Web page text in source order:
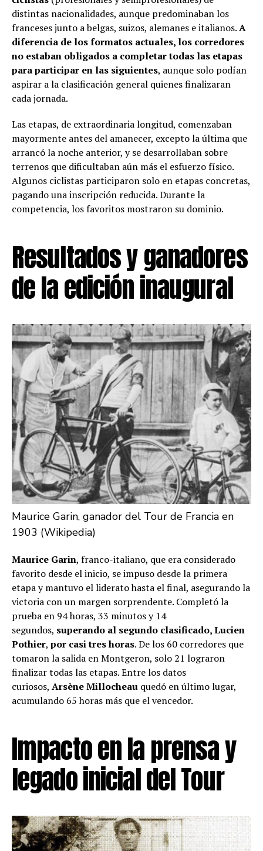
distintas nacionalidades, aunque predominaban los
franceses junto a belgas, suizos, alemanes e italianos.A
diferencia de los formatos actuales, los corredores
no estaban obligados a completar todas las etapas
para participar en las siguientes, aunque solo podían
aspirar a la clasificación general quienes finalizaran
cada jornada.
Las etapas, de extraordinaria longitud, comenzaban
mayormente antes del amanecer, excepto la última que
arrancó la noche anterior, y se desarrollaban sobre
terrenos que dificultaban aún más el esfuerzo físico.
Algunos ciclistas participaron solo en etapas concretas,
pagando una inscripción reducida. Durante la
competencia, los favoritos mostraron su dominio.
Resultados y ganadores
de la edición inaugural
Maurice Garin, ganador del Tour de Francia en
1903 (Wikipedia)
Maurice Garin, franco-italiano, que era considerado
favorito desde el inicio, se impuso desde la primera
etapa y mantuvo el liderato hasta el final, asegurando la
victoria con un margen sorprendente. Completó la
prueba en 94 horas, 33 minutos y 14
segundos, superando al segundo clasificado, Lucien
Pothier, por casi tres horas. De los 60 corredores que
tomaron la salida en Montgeron, solo 21 lograron
finalizar todas las etapas. Entre los datos
curiosos, Arsène Millocheau quedó en último lugar,
acumulando 65 horas más que el vencedor.
Impacto en la prensa y
legado inicial del Tour